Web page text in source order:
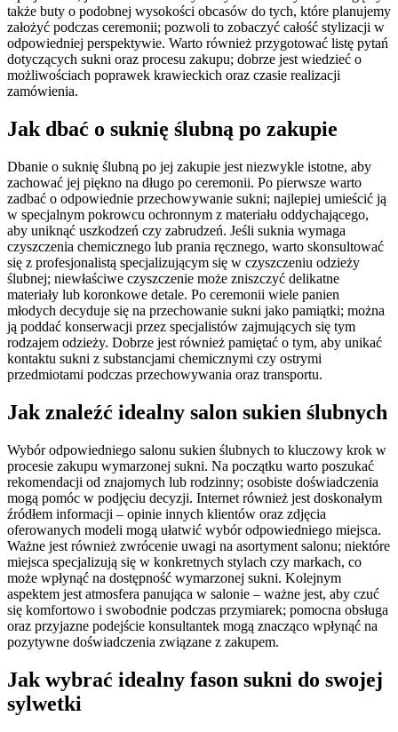
także buty o podobnej wysokości obcasów do tych, które planujemy
założyć podczas ceremonii; pozwoli to zobaczyć całość stylizacji w
odpowiedniej perspektywie. Warto również przygotować listę pytań
dotyczących sukni oraz procesu zakupu; dobrze jest wiedzieć o
możliwościach poprawek krawieckich oraz czasie realizacji
zamówienia.
Jak dbać o suknię ślubną po zakupie
Dbanie o suknię ślubną po jej zakupie jest niezwykle istotne, aby
zachować jej piękno na długo po ceremonii. Po pierwsze warto
zadbać o odpowiednie przechowywanie sukni; najlepiej umieścić ją
w specjalnym pokrowcu ochronnym z materiału oddychającego,
aby uniknąć uszkodzeń czy zabrudzeń. Jeśli suknia wymaga
czyszczenia chemicznego lub prania ręcznego, warto skonsultować
się z profesjonalistą specjalizującym się w czyszczeniu odzieży
ślubnej; niewłaściwe czyszczenie może zniszczyć delikatne
materiały lub koronkowe detale. Po ceremonii wiele panien
młodych decyduje się na przechowanie sukni jako pamiątki; można
ją poddać konserwacji przez specjalistów zajmujących się tym
rodzajem odzieży. Dobrze jest również pamiętać o tym, aby unikać
kontaktu sukni z substancjami chemicznymi czy ostrymi
przedmiotami podczas przechowywania oraz transportu.
Jak znaleźć idealny salon sukien ślubnych
Wybór odpowiedniego salonu sukien ślubnych to kluczowy krok w
procesie zakupu wymarzonej sukni. Na początku warto poszukać
rekomendacji od znajomych lub rodzinny; osobiste doświadczenia
mogą pomóc w podjęciu decyzji. Internet również jest doskonałym
źródłem informacji – opinie innych klientów oraz zdjęcia
oferowanych modeli mogą ułatwić wybór odpowiedniego miejsca.
Ważne jest również zwrócenie uwagi na asortyment salonu; niektóre
miejsca specjalizują się w konkretnych stylach czy markach, co
może wpłynąć na dostępność wymarzonej sukni. Kolejnym
aspektem jest atmosfera panująca w salonie – ważne jest, aby czuć
się komfortowo i swobodnie podczas przymiarek; pomocna obsługa
oraz przyjazne podejście konsultantek mogą znacząco wpłynąć na
pozytywne doświadczenia związane z zakupem.
Jak wybrać idealny fason sukni do swojej
sylwetki